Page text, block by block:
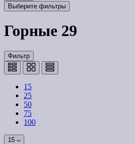
Выберите фильтры
Горные 29
Фильтр
15
25
50
75
100
15